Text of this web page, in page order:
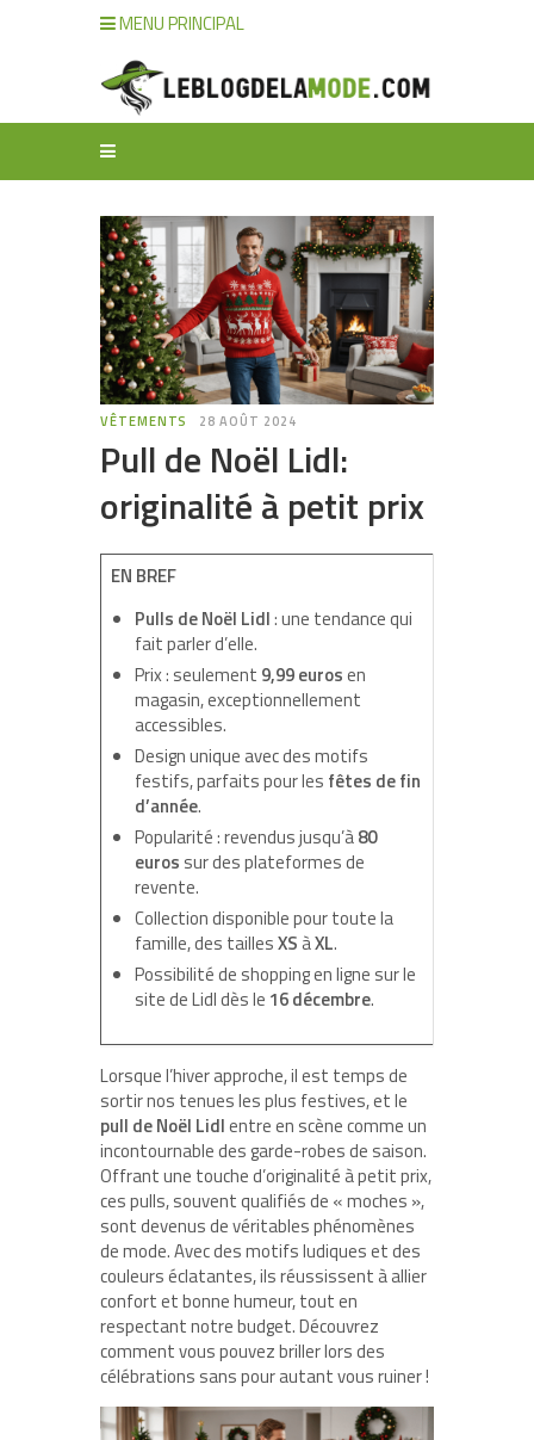
MENU PRINCIPAL
VÊTEMENTS 28 AOÛT 2024
Pull de Noël Lidl:
originalité à petit prix
EN BREF
Pulls de Noël Lidl: une tendance qui
fait parler d’elle.
Prix : seulement 9,99 eurosen
magasin, exceptionnellement
accessibles.
Design unique avec des motifs
festifs, parfaits pour les fêtes de fin
d’année.
Popularité : revendus jusqu’à80
euros sur des plateformes de
revente.
Collection disponible pour toute la
famille, des taillesXS àXL.
Possibilité de shopping en ligne sur le
site de Lidl dès le 16 décembre.
Lorsque l’hiver approche, il est temps de
sortir nos tenues les plus festives, et le
pull de Noël Lidlentre en scène comme un
incontournable des garde-robes de saison.
Offrant une touche d’originalité à petit prix,
ces pulls, souvent qualifiés de « moches »,
sont devenus de véritables phénomènes
de mode. Avec des motifs ludiques et des
couleurs éclatantes, ils réussissent à allier
confort et bonne humeur, tout en
respectant notre budget. Découvrez
comment vous pouvez briller lors des
célébrations sans pour autant vous ruiner !